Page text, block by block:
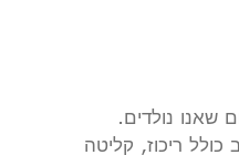
שאנו נולדים.
כולל ריכוז, קליטה